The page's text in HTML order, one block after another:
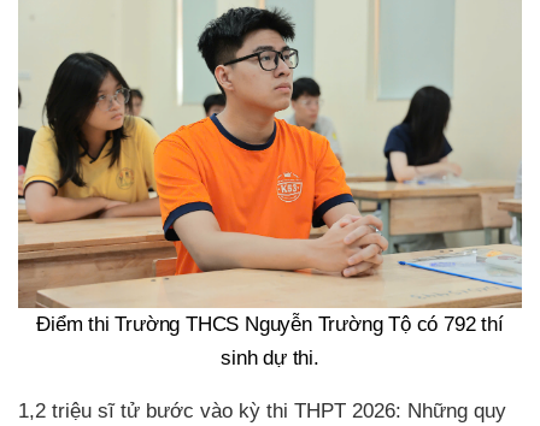
Điểm thi Trường THCS Nguyễn Trường Tộ có 792 thí
sinh dự thi.
1,2 triệu sĩ tử bước vào kỳ thi THPT 2026: Những quy